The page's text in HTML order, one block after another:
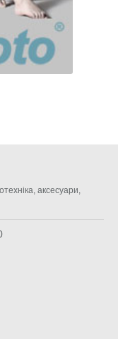
аксесуари,